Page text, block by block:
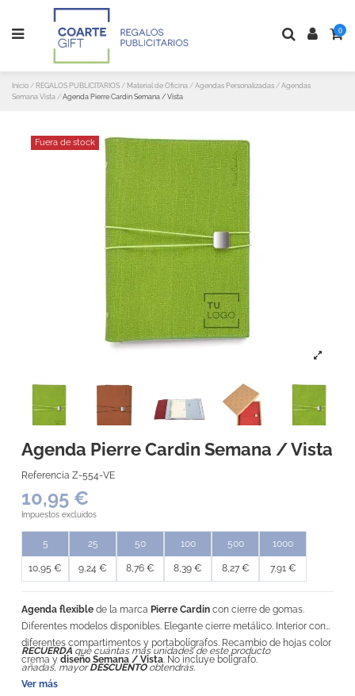
0
Inicio REGALOS PUBLICITARIOS Material de Oficina Agendas Personalizadas
Agendas
Semana Vista
Agenda Pierre Cardin Semana / Vista
Fuera de stock
Agenda Pierre Cardin Semana / Vista
Referencia Z-554-VE
10,95 €
Impuestos excluidos
5
10,95 €
25
9,24 €
50
8,76 €
100
8,39 €
500
8,27 €
1000
7,91 €
Agenda flexible de la marca Pierre Cardin con cierre de gomas.
Diferentes modelos disponibles. Elegante cierre metálico. Interior con
diferentes compartimentos y portabolígrafos. Recambio de hojas color
crema y diseño Semana / Vista. No incluye bolígrafo.
RECUERDA que cuántas más unidades de este producto
añadas, mayorDESCUENTOobtendrás.
Ver más